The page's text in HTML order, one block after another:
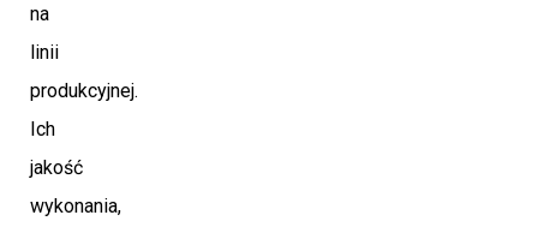
na
linii
produkcyjnej.
Ich
jakość
wykonania,